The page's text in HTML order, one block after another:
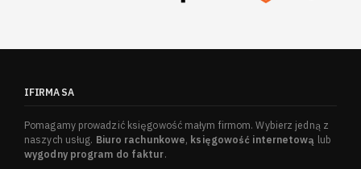
IFIRMA SA
Pomagamy prowadzić księgowość małym firmom. Wybierz jedną z
naszych usług. Biuro rachunkowe, księgowość internetową lub
wygodny program do faktur.